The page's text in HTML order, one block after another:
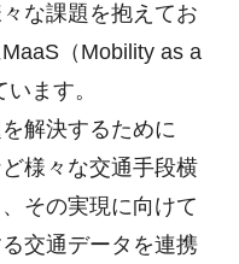
な課題を抱えてお
（Mobility as a
ます。
解決するために
様々な交通手段横
その実現に向けて
交通データを連携